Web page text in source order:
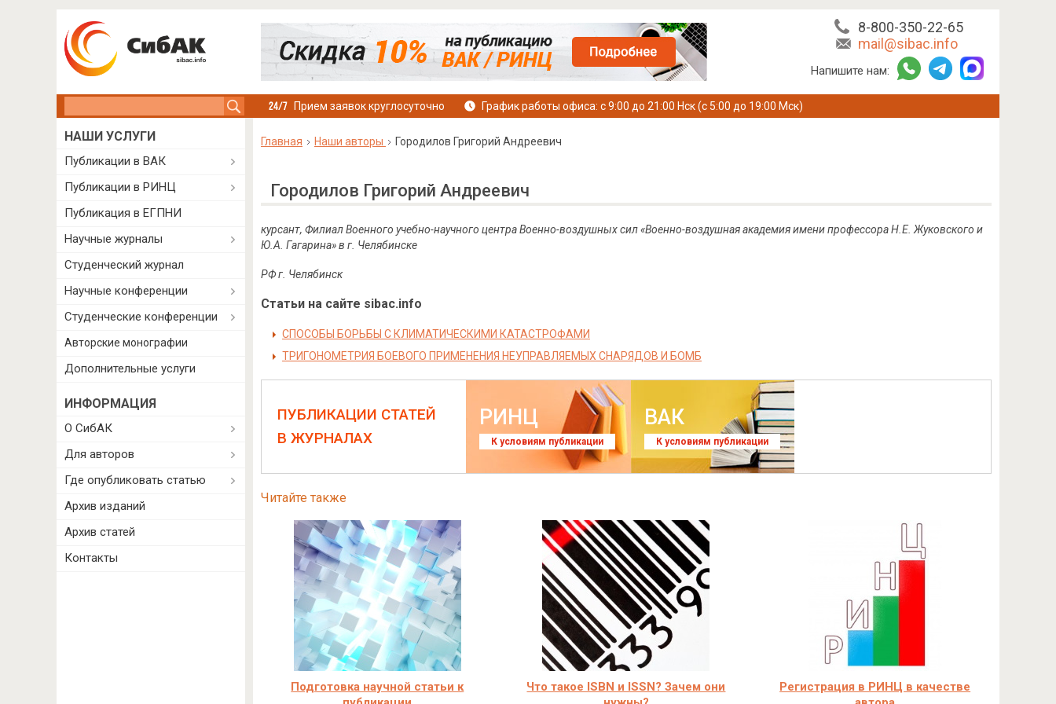
8-800-350-22-65
mail@sibac.info
Напишите нам:
Прием заявок круглосуточно График работы офиса: с 9:00 до 21:00 Нск (с 5:00 до 19:00 Мск)
Главная Наши авторы Городилов Григорий Андреевич
Городилов Григорий Андреевич
курсант, Филиал Военного учебно-научного центра Военно-воздушных сил «Военно-воздушная академия имени профессора Н.Е. Жуковского и
Ю.А. Гагарина» в г. Челябинске
РФ г. Челябинск
Статьи на сайте sibac.info
СПОСОБЫ БОРЬБЫ С КЛИМАТИЧЕСКИМИ КАТАСТРОФАМИ
ТРИГОНОМЕТРИЯ БОЕВОГО ПРИМЕНЕНИЯ НЕУПРАВЛЯЕМЫХ СНАРЯДОВ И БОМБ
ПУБЛИКАЦИИ СТАТЕЙ
В ЖУРНАЛАХ
РИНЦ
К условиям публикации
ВАК
К условиям публикации
Читайте также
Подготовка научной статьи к
Что такое ISBN и ISSN? Зачем они
Регистрация в РИНЦ в качестве
НАШИ УСЛУГИ
Публикации в ВАК
Публикации в РИНЦ
Публикация в ЕГПНИ
Научные журналы
Студенческий журнал
Научные конференции
Студенческие конференции
Авторские монографии
Дополнительные услуги
ИНФОРМАЦИЯ
О СибАК
Для авторов
Где опубликовать статью
Архив изданий
Архив статей
Контакты